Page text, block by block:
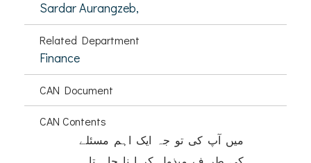
Sardar Aurangzeb,
Related Department
Finance
CAN Document
CAN Contents
میں آپ کی تو جہ ایک اہم مسئلے